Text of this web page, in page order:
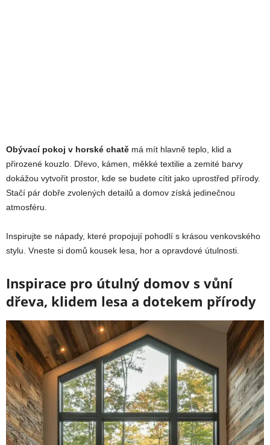
Obývací pokoj v horské chatě má mít hlavně teplo, klid a
přirozené kouzlo. Dřevo, kámen, měkké textilie a zemité barvy
dokážou vytvořit prostor, kde se budete cítit jako uprostřed přírody.
Stačí pár dobře zvolených detailů a domov získá jedinečnou
atmosféru.
Inspirujte se nápady, které propojují pohodlí s krásou venkovského
stylu. Vneste si domů kousek lesa, hor a opravdové útulnosti.
Inspirace pro útulný domov s vůní
dřeva, klidem lesa a dotekem přírody